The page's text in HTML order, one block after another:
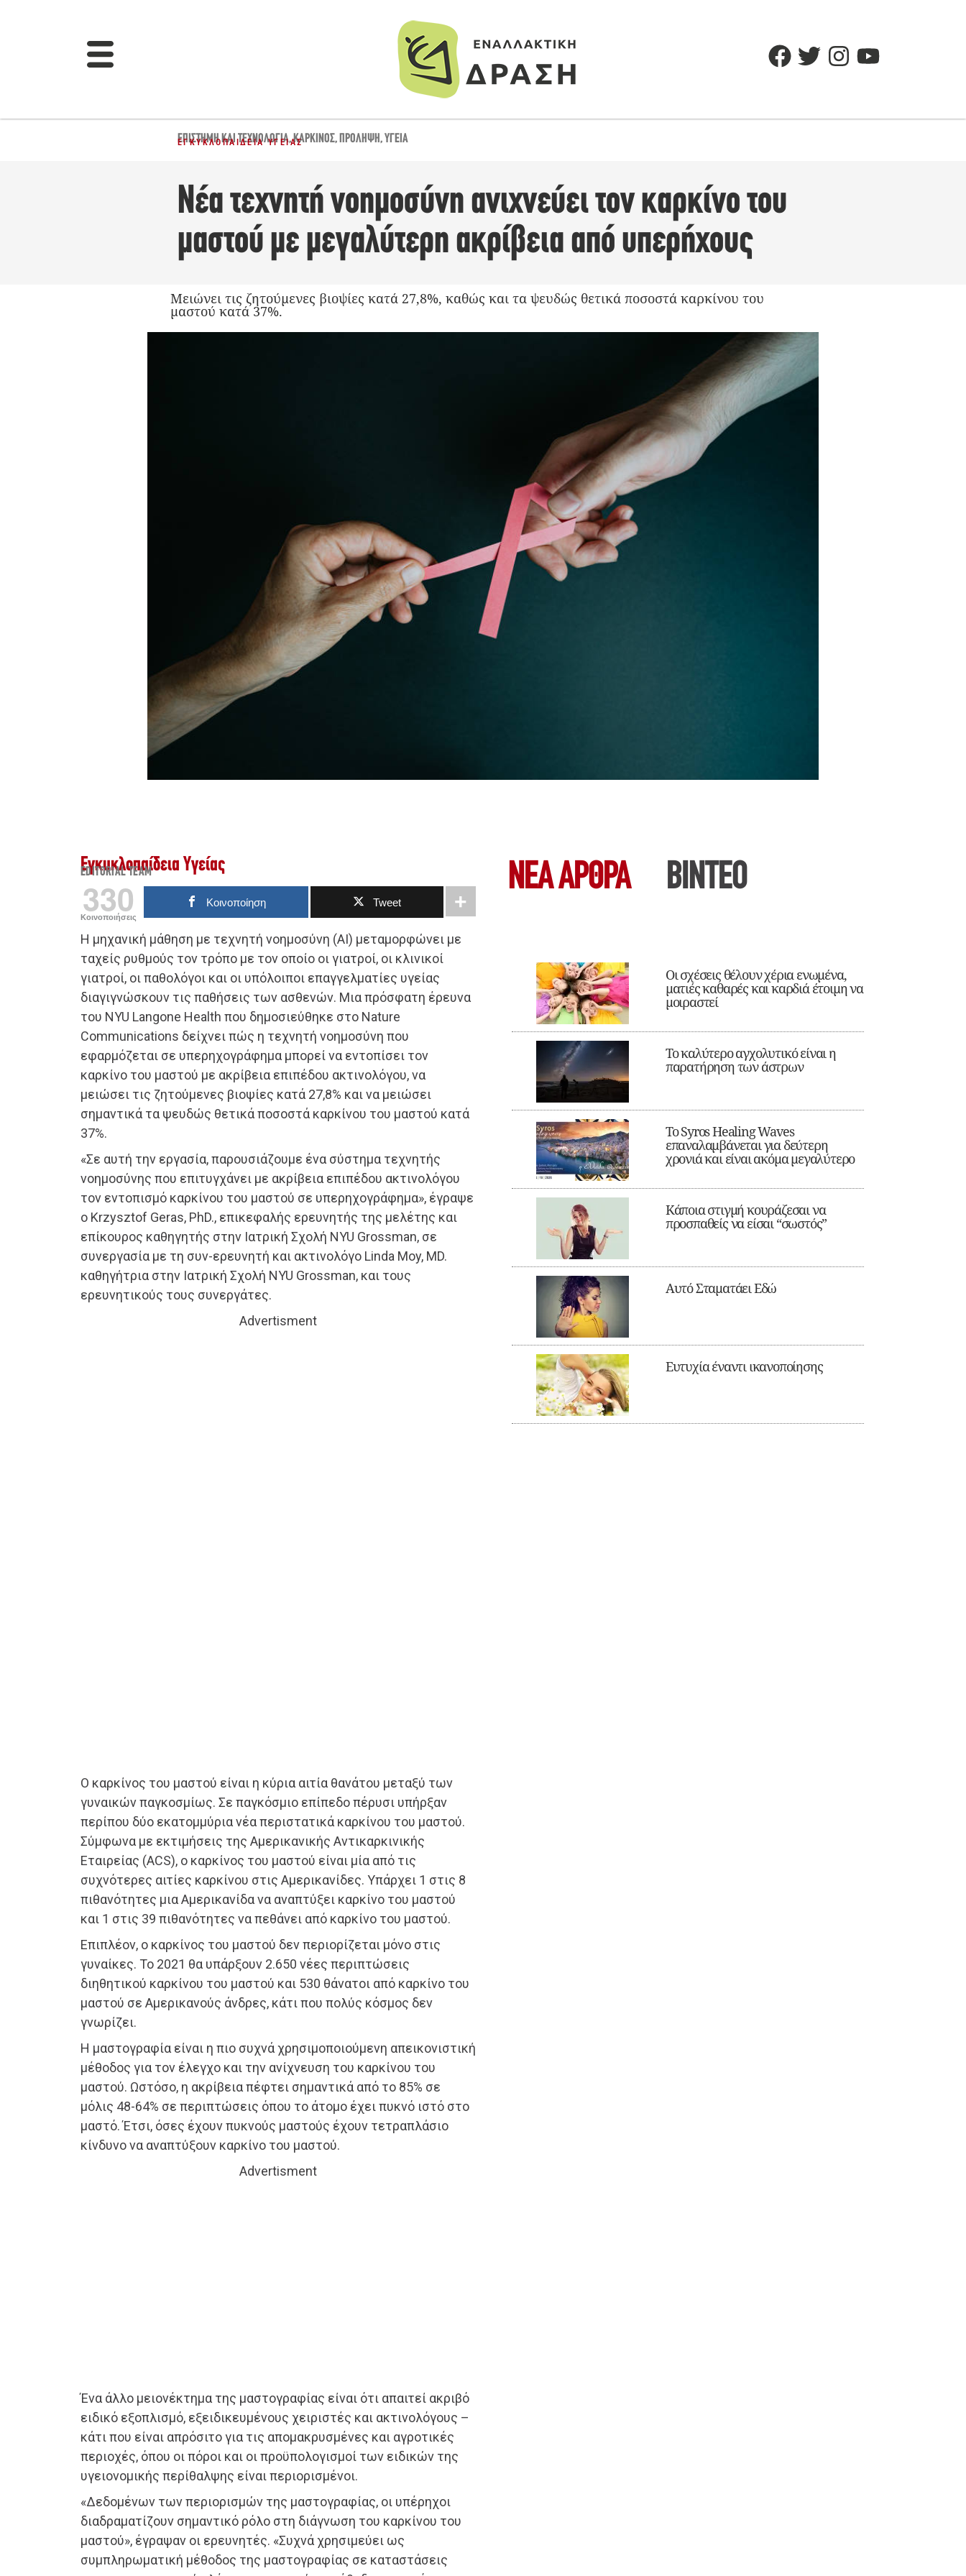
ΕΠΙΣΤΉΜΗ ΚΑΙ ΤΕΧΝΟΛΟΓΊΑ,ΚΑΡΚΊΝΟΣ,ΠΡΌΛΗΨΗ,ΥΓΕΊΑ
ΕΓΚΥΚΛΟΠΑΊΔΕΙΑ ΥΓΕΊΑΣ
Νέα τεχνητή νοημοσύνη ανιχνεύει τον καρκίνο του
μαστού με μεγαλύτερη ακρίβεια από υπερήχους
Μειώνει τις ζητούμενες βιοψίες κατά 27,8%, καθώς και τα ψευδώς θετικά ποσοστά καρκίνου του
μαστού κατά 37%.
Εγκυκλοπαίδεια Υγείας
EDITORIAL TEAM
330
Κοινοποιήσεις
Κοινοποίηση Tweet
Η μηχανική μάθηση με τεχνητή νοημοσύνη (AI) μεταμορφώνει με
ταχείς ρυθμούς τον τρόπο με τον οποίο οι γιατροί, οι κλινικοί
γιατροί, οι παθολόγοι και οι υπόλοιποι επαγγελματίες υγείας
διαγιγνώσκουν τις παθήσεις των ασθενών. Μια πρόσφατη έρευνα
του NYU Langone Health που δημοσιεύθηκε στο Nature
Communications δείχνει πώς η τεχνητή νοημοσύνη που
εφαρμόζεται σε υπερηχογράφημα μπορεί να εντοπίσει τον
καρκίνο του μαστού με ακρίβεια επιπέδου ακτινολόγου, να
μειώσει τις ζητούμενες βιοψίες κατά 27,8% και να μειώσει
σημαντικά τα ψευδώς θετικά ποσοστά καρκίνου του μαστού κατά
37%.
«Σε αυτή την εργασία, παρουσιάζουμε ένα σύστημα τεχνητής
νοημοσύνης που επιτυγχάνει με ακρίβεια επιπέδου ακτινολόγου
τον εντοπισμό καρκίνου του μαστού σε υπερηχογράφημα», έγραψε
ο Krzysztof Geras, PhD., επικεφαλής ερευνητής της μελέτης και
επίκουρος καθηγητής στην Ιατρική Σχολή NYU Grossman, σε
συνεργασία με τη συν-ερευνητή και ακτινολόγο Linda Moy, MD.
καθηγήτρια στην Ιατρική Σχολή NYU Grossman, και τους
ερευνητικούς τους συνεργάτες.
Advertisment
Ο καρκίνος του μαστού είναι η κύρια αιτία θανάτου μεταξύ των
γυναικών παγκοσμίως. Σε παγκόσμιο επίπεδο πέρυσι υπήρξαν
περίπου δύο εκατομμύρια νέα περιστατικά καρκίνου του μαστού.
Σύμφωνα με εκτιμήσεις της Αμερικανικής Αντικαρκινικής
Εταιρείας (ACS), ο καρκίνος του μαστού είναι μία από τις
συχνότερες αιτίες καρκίνου στις Αμερικανίδες. Υπάρχει 1 στις 8
πιθανότητες μια Αμερικανίδα να αναπτύξει καρκίνο του μαστού
και 1 στις 39 πιθανότητες να πεθάνει από καρκίνο του μαστού.
Επιπλέον, ο καρκίνος του μαστού δεν περιορίζεται μόνο στις
γυναίκες. Το 2021 θα υπάρξουν 2.650 νέες περιπτώσεις
διηθητικού καρκίνου του μαστού και 530 θάνατοι από καρκίνο του
μαστού σε Αμερικανούς άνδρες, κάτι που πολύς κόσμος δεν
γνωρίζει.
Η μαστογραφία είναι η πιο συχνά χρησιμοποιούμενη απεικονιστική
μέθοδος για τον έλεγχο και την ανίχνευση του καρκίνου του
μαστού. Ωστόσο, η ακρίβεια πέφτει σημαντικά από το 85% σε
μόλις 48-64% σε περιπτώσεις όπου το άτομο έχει πυκνό ιστό στο
μαστό. Έτσι, όσες έχουν πυκνούς μαστούς έχουν τετραπλάσιο
κίνδυνο να αναπτύξουν καρκίνο του μαστού.
Advertisment
Ένα άλλο μειονέκτημα της μαστογραφίας είναι ότι απαιτεί ακριβό
ειδικό εξοπλισμό, εξειδικευμένους χειριστές και ακτινολόγους –
κάτι που είναι απρόσιτο για τις απομακρυσμένες και αγροτικές
περιοχές, όπου οι πόροι και οι προϋπολογισμοί των ειδικών της
υγειονομικής περίθαλψης είναι περιορισμένοι.
«Δεδομένων των περιορισμών της μαστογραφίας, οι υπέρηχοι
διαδραματίζουν σημαντικό ρόλο στη διάγνωση του καρκίνου του
μαστού», έγραψαν οι ερευνητές. «Συχνά χρησιμεύει ως
συμπληρωματική μέθοδος της μαστογραφίας σε καταστάσεις
ΝΕΑ ΆΡΘΡΑ ΒΙΝΤΕΟ
Οι σχέσεις θέλουν χέρια ενωμένα,
ματιές καθαρές και καρδιά έτοιμη να
μοιραστεί
Το καλύτερο αγχολυτικό είναι η
παρατήρηση των άστρων
Το Syros Healing Waves
επαναλαμβάνεται για δεύτερη
χρονιά και είναι ακόμα μεγαλύτερο
Κάποια στιγμή κουράζεσαι να
προσπαθείς να είσαι “σωστός”
Αυτό Σταματάει Εδώ
Ευτυχία έναντι ικανοποίησης